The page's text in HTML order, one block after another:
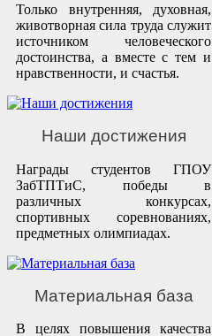
Только внутренняя, духовная,
животворная сила труда служит
источником человеческого
достоинства, а вместе с тем и
нравственности, и счастья.
Наши достижения
Награды студентов ГПОУ
ЗабТПТиС, победы в
различных конкурсах,
спортивных соревнованиях,
предметных олимпиадах.
Материальная база
В целях повышения качества